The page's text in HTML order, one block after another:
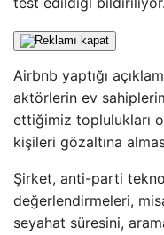
Airbnb yaptığı
aktörlerin ev
ettiğimiz toplulukları
kişileri gözaltına
Şirket, anti-parti
değerlendirmeleri,
seyahat süresini,